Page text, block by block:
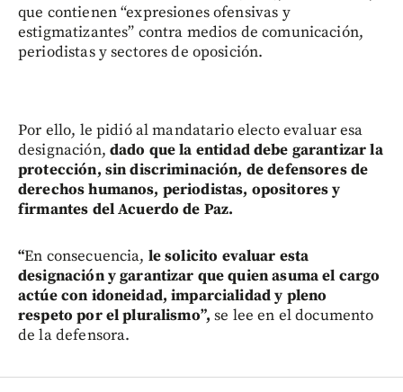
que contienen “expresiones ofensivas y
estigmatizantes” contra medios de comunicación,
periodistas y sectores de oposición.
Por ello, le pidió al mandatario electo evaluar esa
designación, dado que la entidad debe garantizar la
protección, sin discriminación, de defensores de
derechos humanos, periodistas, opositores y
firmantes del Acuerdo de Paz.
“En consecuencia, le solicito evaluar esta
designación y garantizar que quien asuma el cargo
actúe con idoneidad, imparcialidad y pleno
respeto por el pluralismo”, se lee en el documento
de la defensora.